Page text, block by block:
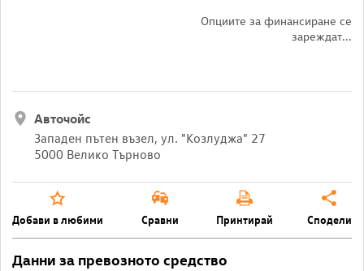
Опциите за финансиране се
зареждат...
Авточойс
Западен пътен възел, ул. "Козлуджа" 27
5000 Велико Търново
Добави в любими Сравни Принтирай Сподели
Данни за превозното средство